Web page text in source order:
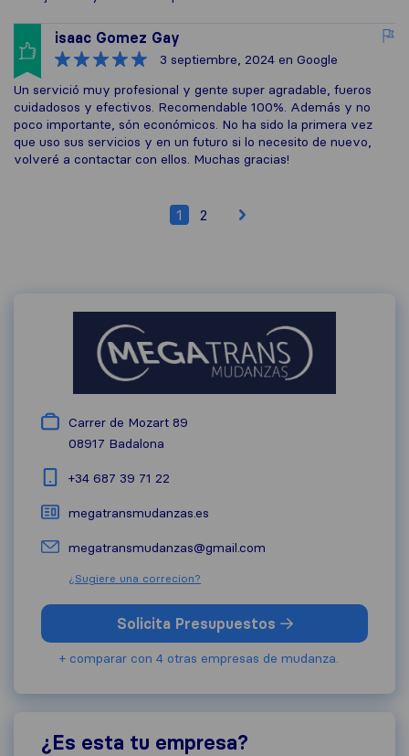
isaac Gomez Gay
3 septiembre, 2024 en Google
Un servició muy profesional y gente super agradable, fueros
cuidadosos y efectivos. Recomendable 100%. Además y no
poco importante, són económicos. No ha sido la primera vez
que uso sus servicios y en un futuro si lo necesito de nuevo,
volveré a contactar con ellos. Muchas gracias!
1 2
Carrer de Mozart 89
08917 Badalona
+34 687 39 71 22
megatransmudanzas.es
megatransmudanzas@gmail.com
¿Sugiere una correcion?
Solicita Presupuestos
+ comparar con 4 otras empresas de mudanza.
¿Es esta tu empresa?